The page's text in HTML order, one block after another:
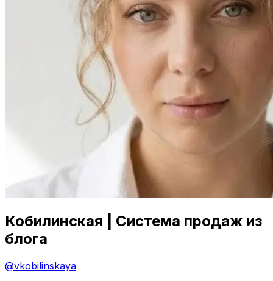
Кобилинская | Система продаж из
блога
@vkobilinskaya